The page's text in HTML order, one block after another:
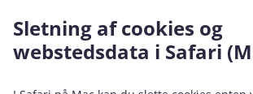
Sletning af cookies og
webstedsdata i Safari